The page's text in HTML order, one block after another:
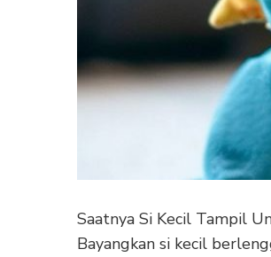
Saatnya Si Kecil Tampil
Bayangkan si kecil